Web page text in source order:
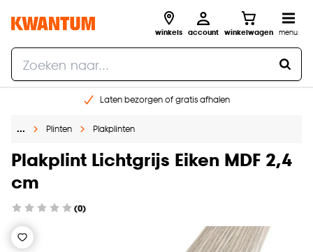
winkels account winkelwagen menu
Laten bezorgen of gratis afhalen
Gratis raam advies en opmeten aan huis
… Plinten Plakplinten
Plakplint Lichtgrijs Eiken MDF 2,4
cm
(0)